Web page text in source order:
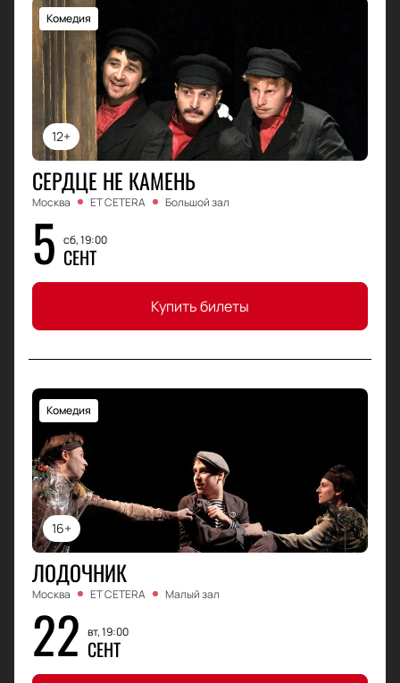
12+
Комедия
СЕРДЦЕ НЕ КАМЕНЬ
Москва ET CETERA Большой зал
5 сб, 19:00
СЕНТ
Купить билеты
16+
Комедия
ЛОДОЧНИК
Москва ET CETERA Малый зал
22 вт, 19:00
СЕНТ